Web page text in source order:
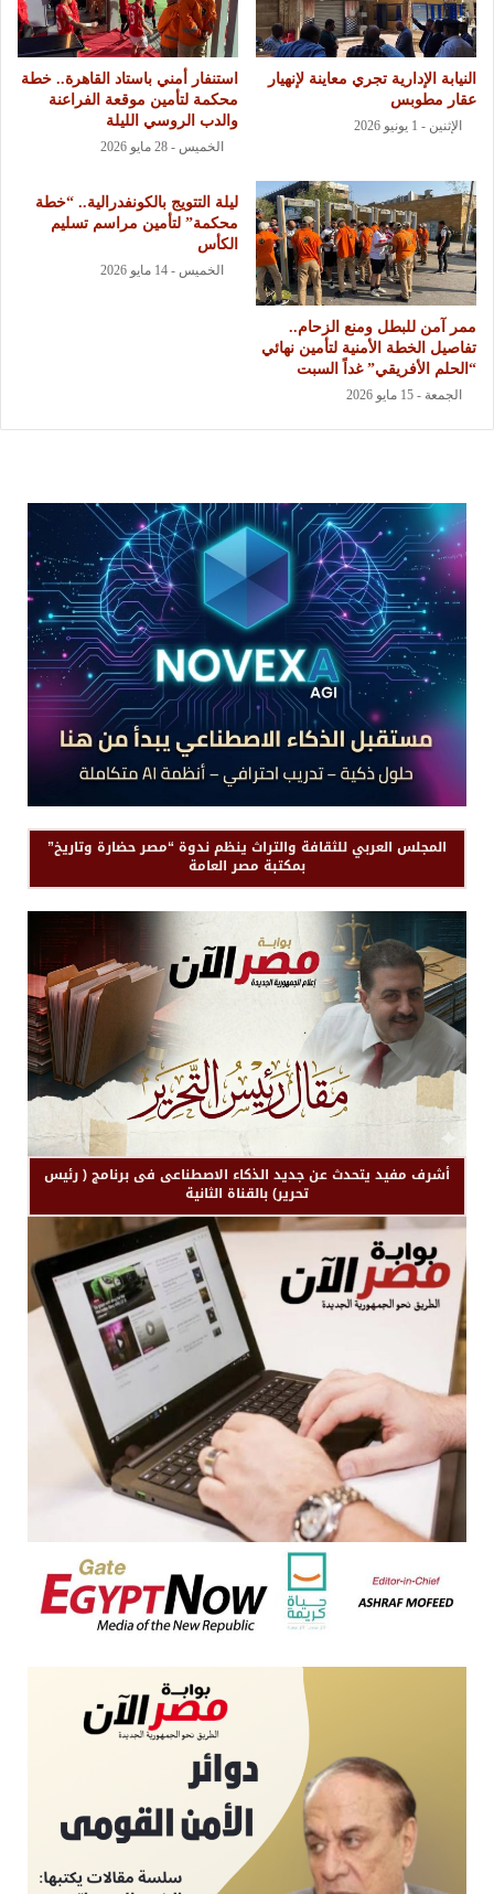
النيابة الإدارية تجري معاينة لإنهيار
عقار مطوبس
الإثنين - 1 يونيو 2026
استنفار أمني باستاد القاهرة.. خطة
محكمة لتأمين موقعة الفراعنة
والدب الروسي الليلة
الخميس - 28 مايو 2026
ممر آمن للبطل ومنع الزحام..
تفاصيل الخطة الأمنية لتأمين نهائي
“الحلم الأفريقي” غداً السبت
الجمعة - 15 مايو 2026
ليلة التتويج بالكونفدرالية.. “خطة
محكمة” لتأمين مراسم تسليم
الكأس
الخميس - 14 مايو 2026
المجلس العربي للثقافة والتراث ينظم ندوة “مصر حضارة وتاريخ”
بمكتبة مصر العامة
أشرف مفيد يتحدث عن جديد الذكاء الاصطناعى فى برنامج ( رئيس
تحرير) بالقناة الثانية